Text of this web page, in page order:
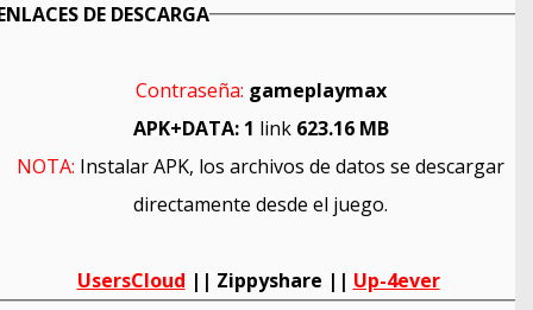
DE DESCARGA
Contraseña: gameplaymax
APK+DATA: 1 link 623.16 MB
NOTA: Instalar APK, los archivos de datos se descargar
directamente desde el juego.
UsersCloud || Zippyshare || Up-4ever